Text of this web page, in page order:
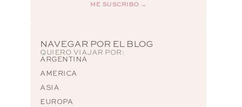
ME SUSCRIBO →
NAVEGAR POR EL BLOG
QUIERO VIAJAR POR:
ARGENTINA
AMERICA
ASIA
EUROPA